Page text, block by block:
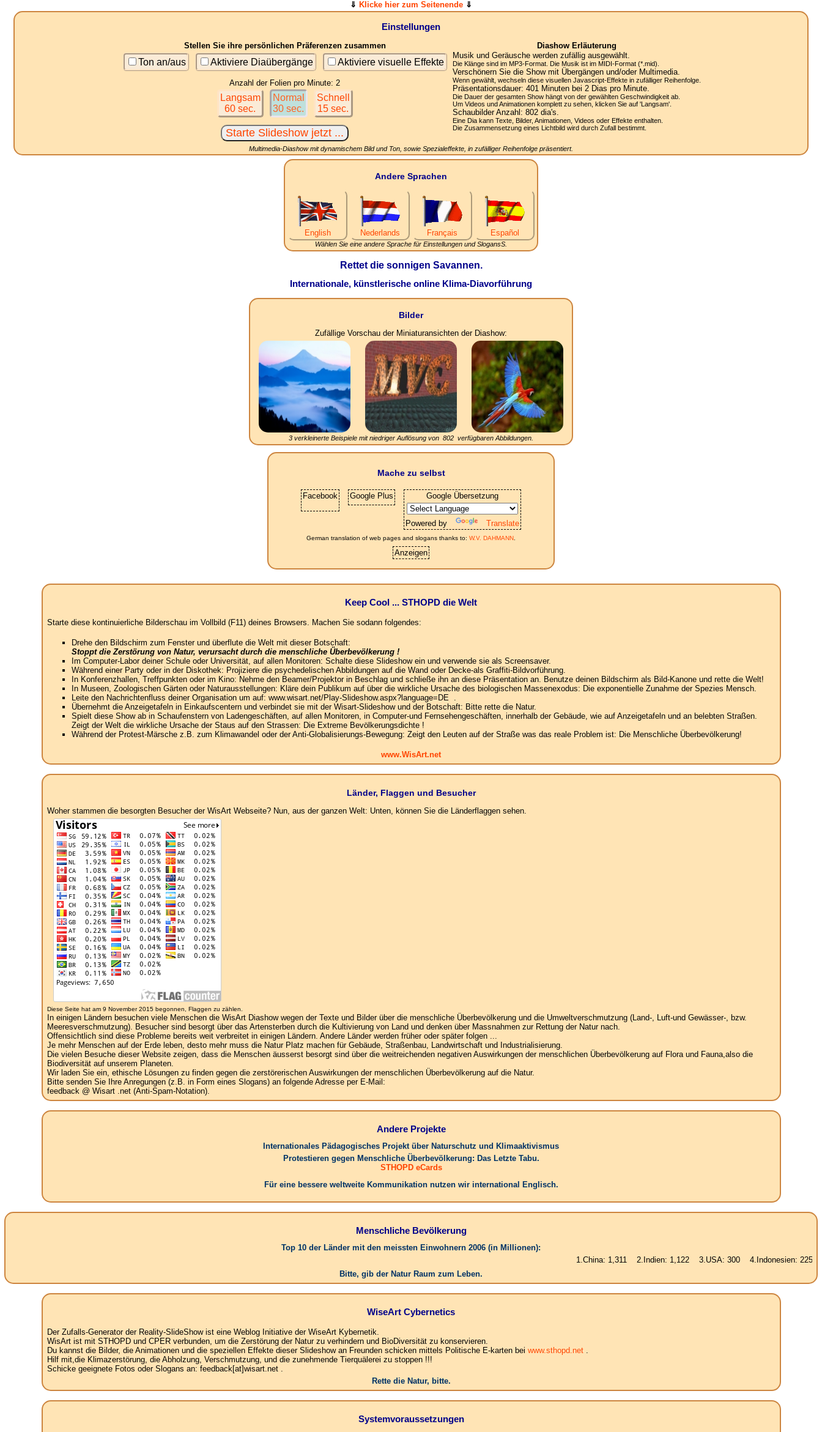
⇓ Klicke hier zum Seitenende ⇓
Einstellungen
Stellen Sie ihre persönlichen Präferenzen zusammen
Ton an/aus Aktiviere Diaübergänge Aktiviere visuelle Effekte
Anzahl der Folien pro Minute: 2
Langsam
60 sec.
Normal
30 sec.
Schnell
15 sec.
Diashow Erläuterung
Musik und Geräusche werden zufällig ausgewählt.
Die Klänge sind im MP3-Format. Die Musik ist im MIDI-Format (*.mid).
Verschönern Sie die Show mit Übergängen und/oder Multimedia.
Wenn gewählt, wechseln diese visuellen Javascript-Effekte in zufälliger Reihenfolge.
Präsentationsdauer: 401 Minuten bei 2 Dias pro Minute.
Die Dauer der gesamten Show hängt von der gewählten Geschwindigkeit ab.
Um Videos und Animationen komplett zu sehen, klicken Sie auf 'Langsam'.
Schaubilder Anzahl: 802dia's.
Eine Dia kann Texte, Bilder, Animationen, Videos oder Effekte enthalten.
Die Zusammensetzung eines Lichtbild wird durch Zufall bestimmt.
Multimedia-Diashow mit dynamischem Bild und Ton, sowie Spezialeffekte, in zufälliger Reihenfolge präsentiert.
Andere Sprachen
English Nederlands Français Español
Wählen Sie eine andere Sprache für Einstellungen und SlogansS.
Rettet die sonnigen Savannen.
Internationale, künstlerische online Klima-Diavorführung
Bilder
Zufällige Vorschau der Miniaturansichten der Diashow:
3 verkleinerte Beispiele mit niedriger Auflösung von 802 verfügbaren Abbildungen.
Mache zu selbst
Facebook Google Plus Google Übersetzung
Powered by Translate
German translation of web pages and slogans thanks to: W.V. DAHMANN.
Anzeigen
Keep Cool ... STHOPD die Welt
Starte diese kontinuierliche Bilderschau im Vollbild (F11) deines Browsers. Machen Sie sodann folgendes:
Drehe den Bildschirm zum Fenster und überflute die Welt mit dieser Botschaft:
Stoppt die Zerstörung von Natur, verursacht durch die menschliche Überbevölkerung !
Im Computer-Labor deiner Schule oder Universität, auf allen Monitoren: Schalte diese Slideshow ein und verwende sie als Screensaver.
Während einer Party oder in der Diskothek: Projiziere die psychedelischen Abbildungen auf die Wand oder Decke-als Graffiti-Bildvorführung.
In Konferenzhallen, Treffpunkten oder im Kino: Nehme den Beamer/Projektor in Beschlag und schließe ihn an diese Präsentation an. Benutze deinen Bildschirm als Bild-Kanone und rette die Welt!
In Museen, Zoologischen Gärten oder Naturausstellungen: Kläre dein Publikum auf über die wirkliche Ursache des biologischen Massenexodus: Die exponentielle Zunahme der Spezies Mensch.
Leite den Nachrichtenfluss deiner Organisation um auf: www.wisart.net/Play-Slideshow.aspx?language=DE .
Übernehmt die Anzeigetafeln in Einkaufscentern und verbindet sie mit der Wisart-Slideshow und der Botschaft: Bitte rette die Natur.
Spielt diese Show ab in Schaufenstern von Ladengeschäften, auf allen Monitoren, in Computer-und Fernsehengeschäften, innerhalb der Gebäude, wie auf Anzeigetafeln und an belebten Straßen.
Zeigt der Welt die wirkliche Ursache der Staus auf den Strassen: Die Extreme Bevölkerungsdichte !
Während der Protest-Märsche z.B. zum Klimawandel oder der Anti-Globalisierungs-Bewegung: Zeigt den Leuten auf der Straße was das reale Problem ist: Die Menschliche Überbevölkerung!
www.WisArt.net
Länder, Flaggen und Besucher
Woher stammen die besorgten Besucher der WisArt Webseite? Nun, aus der ganzen Welt: Unten, können Sie die Länderflaggen sehen.
Diese Seite hat am 9 November 2015 begonnen, Flaggen zu zählen.
In einigen Ländern besuchen viele Menschen die WisArt Diashow wegen der Texte und Bilder über die menschliche Überbevölkerung und die Umweltverschmutzung (Land-, Luft-und Gewässer-, bzw.
Meeresverschmutzung). Besucher sind besorgt über das Artensterben durch die Kultivierung von Land und denken über Massnahmen zur Rettung der Natur nach.
Offensichtlich sind diese Probleme bereits weit verbreitet in einigen Ländern. Andere Länder werden früher oder später folgen ...
Je mehr Menschen auf der Erde leben, desto mehr muss die Natur Platz machen für Gebäude, Straßenbau, Landwirtschaft und Industrialisierung.
Die vielen Besuche dieser Website zeigen, dass die Menschen äusserst besorgt sind über die weitreichenden negativen Auswirkungen der menschlichen Überbevölkerung auf Flora und Fauna,also die
Biodiversität auf unserem Planeten.
Wir laden Sie ein, ethische Lösungen zu finden gegen die zerstörerischen Auswirkungen der menschlichen Überbevölkerung auf die Natur.
Bitte senden Sie Ihre Anregungen (z.B. in Form eines Slogans) an folgende Adresse per E-Mail:
feedback @ Wisart .net (Anti-Spam-Notation).
Andere Projekte
Internationales Pädagogisches Projekt über Naturschutz und Klimaaktivismus
Protestieren gegen Menschliche Überbevölkerung: Das Letzte Tabu.
STHOPD eCards
Für eine bessere weltweite Kommunikation nutzen wir international Englisch.
Menschliche Bevölkerung
Top 10 der Länder mit den meissten Einwohnern 2006 (in Millionen):
1.China: 1,311 2.Indien: 1,122 3.USA: 300 4.Indonesien: 225
Bitte, gib der Natur Raum zum Leben.
WiseArt Cybernetics
Der Zufalls-Generator der Reality-SlideShow ist eine Weblog Initiative der WiseArt Kybernetik.
WisArt ist mit STHOPD und CPER verbunden, um die Zerstörung der Natur zu verhindern und BioDiversität zu konservieren.
Du kannst die Bilder, die Animationen und die speziellen Effekte dieser Slideshow an Freunden schicken mittels Politische E-karten bei www.sthopd.net.
Hilf mit,die Klimazerstörung, die Abholzung, Verschmutzung, und die zunehmende Tierquälerei zu stoppen !!!
Schicke geeignete Fotos oder Slogans an: feedback[at]wisart.net .
Rette die Natur, bitte.
Systemvoraussetzungen